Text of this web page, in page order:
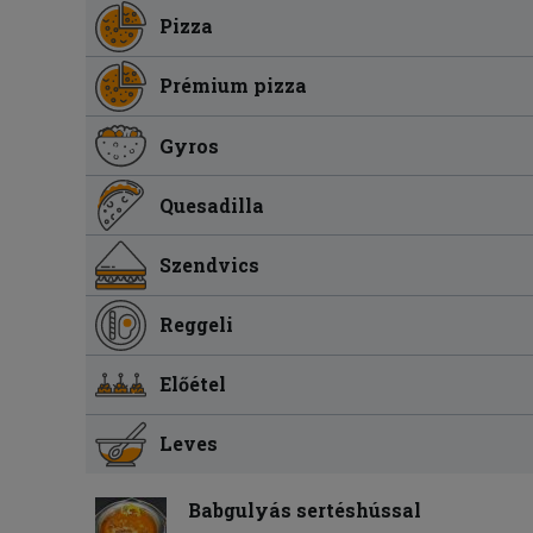
Pizza
Prémium pizza
Gyros
Quesadilla
Szendvics
Reggeli
Előétel
Leves
Babgulyás sertéshússal